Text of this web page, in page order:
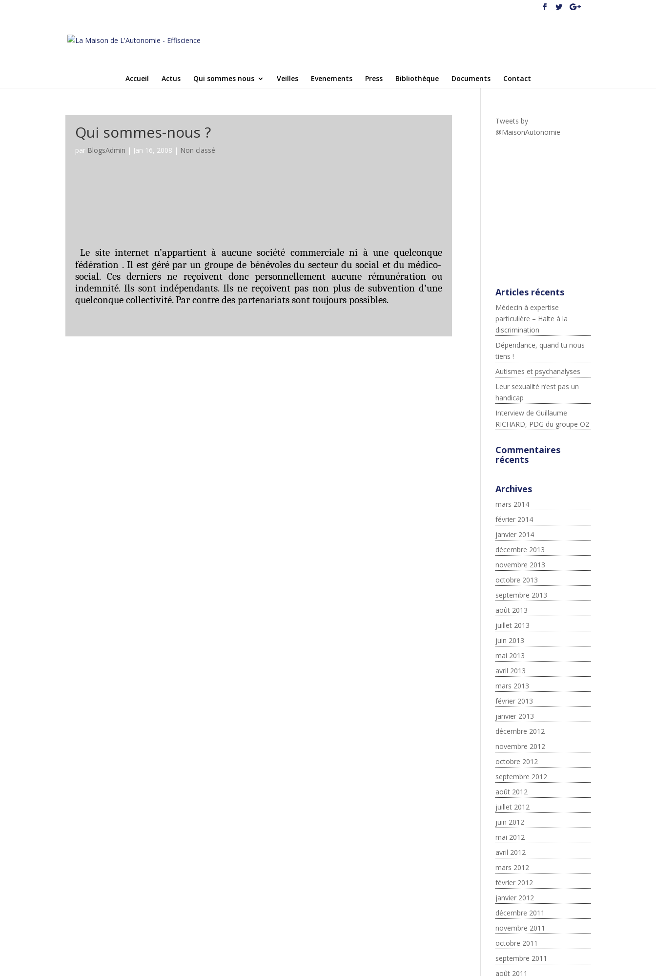
Accueil Actus Qui sommes nous Veilles Evenements Press Bibliothèque Documents Contact
Qui sommes-nous ?
par BlogsAdmin | Jan 16, 2008 | Non classé
Le site internet n’appartient à aucune société commerciale ni à unequelconque
fédération . Il est géré par un groupe de bénévoles du secteur du social et du médico-
social. Ces derniers ne reçoivent donc personnellement aucune rémunération ou
indemnité. Ils sont indépendants. Ils ne reçoivent pas non plus de subvention d’une
quelconque collectivité. Par contre des partenariats sont toujours possibles.
Tweets by
@MaisonAutonomie
Articles récents
Médecin à expertise
particulière – Halte à la
discrimination
Dépendance, quand tu nous
tiens !
Autismes et psychanalyses
Leur sexualité n’est pas un
handicap
Interview de Guillaume
RICHARD, PDG du groupe O2
Commentaires
récents
Archives
mars 2014
février 2014
janvier 2014
décembre 2013
novembre 2013
octobre 2013
septembre 2013
août 2013
juillet 2013
juin 2013
mai 2013
avril 2013
mars 2013
février 2013
janvier 2013
décembre 2012
novembre 2012
octobre 2012
septembre 2012
août 2012
juillet 2012
juin 2012
mai 2012
avril 2012
mars 2012
février 2012
janvier 2012
décembre 2011
novembre 2011
octobre 2011
septembre 2011
août 2011